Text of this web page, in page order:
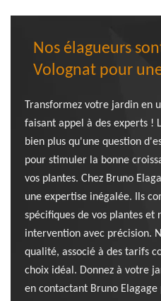
Nos élagueurs
Volognat pour
Transformez votre jardin en
faisant appel à des experts !
bien plus qu'une question
pour stimuler la bonne
vos plantes. Chez Bruno
une expertise inégalée. Ils
spécifiques de vos plantes et
intervention avec précision.
qualité, associé à des tarifs
choix idéal. Donnez à votre
en contactant Bruno